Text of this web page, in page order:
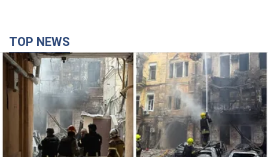
Российская армия совершила массированную
атаку на Одессу: горела историческая часть
города, есть пострадавшие. Фото и видео
Для террора враг применил ракеты и дроны
23 хвилини тому 34,2 т.